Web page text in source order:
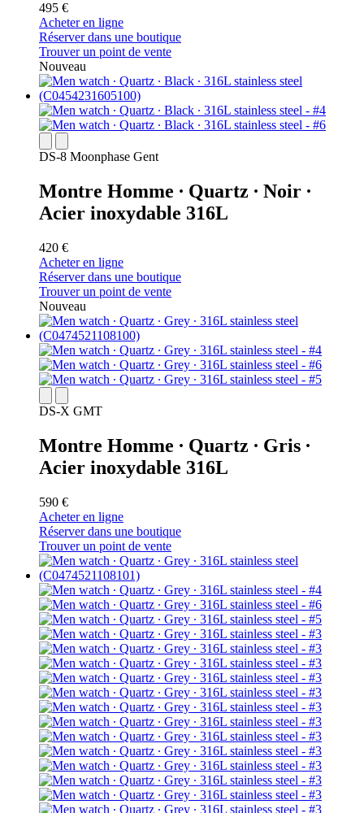
495 €
Acheter en ligne
Réserver dans une boutique
Trouver un point de vente
Nouveau
DS-8 Moonphase Gent
Montre Homme ∙ Quartz ∙ Noir ∙
Acier inoxydable 316L
420 €
Acheter en ligne
Réserver dans une boutique
Trouver un point de vente
Nouveau
DS-X GMT
Montre Homme ∙ Quartz ∙ Gris ∙
Acier inoxydable 316L
590 €
Acheter en ligne
Réserver dans une boutique
Trouver un point de vente